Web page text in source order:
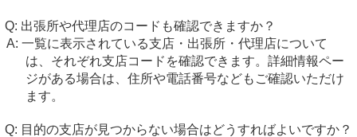
出張所や代理店のコードも確認できますか？
一覧に表示されている支店・出張所・代理店について
は、それぞれ支店コードを確認できます。詳細情報ペー
ジがある場合は、住所や電話番号などもご確認いただけ
ます。
目的の支店が見つからない場合はどうすればよいですか？